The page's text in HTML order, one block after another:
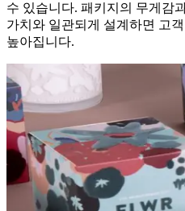
수 있습니다. 패키지의 무게감
가치와 일관되게 설계하면 고
높아집니다.